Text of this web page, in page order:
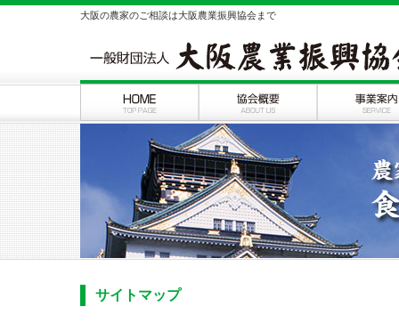
大阪の農家のご相談は大阪農業振興協会まで
サイトマップ